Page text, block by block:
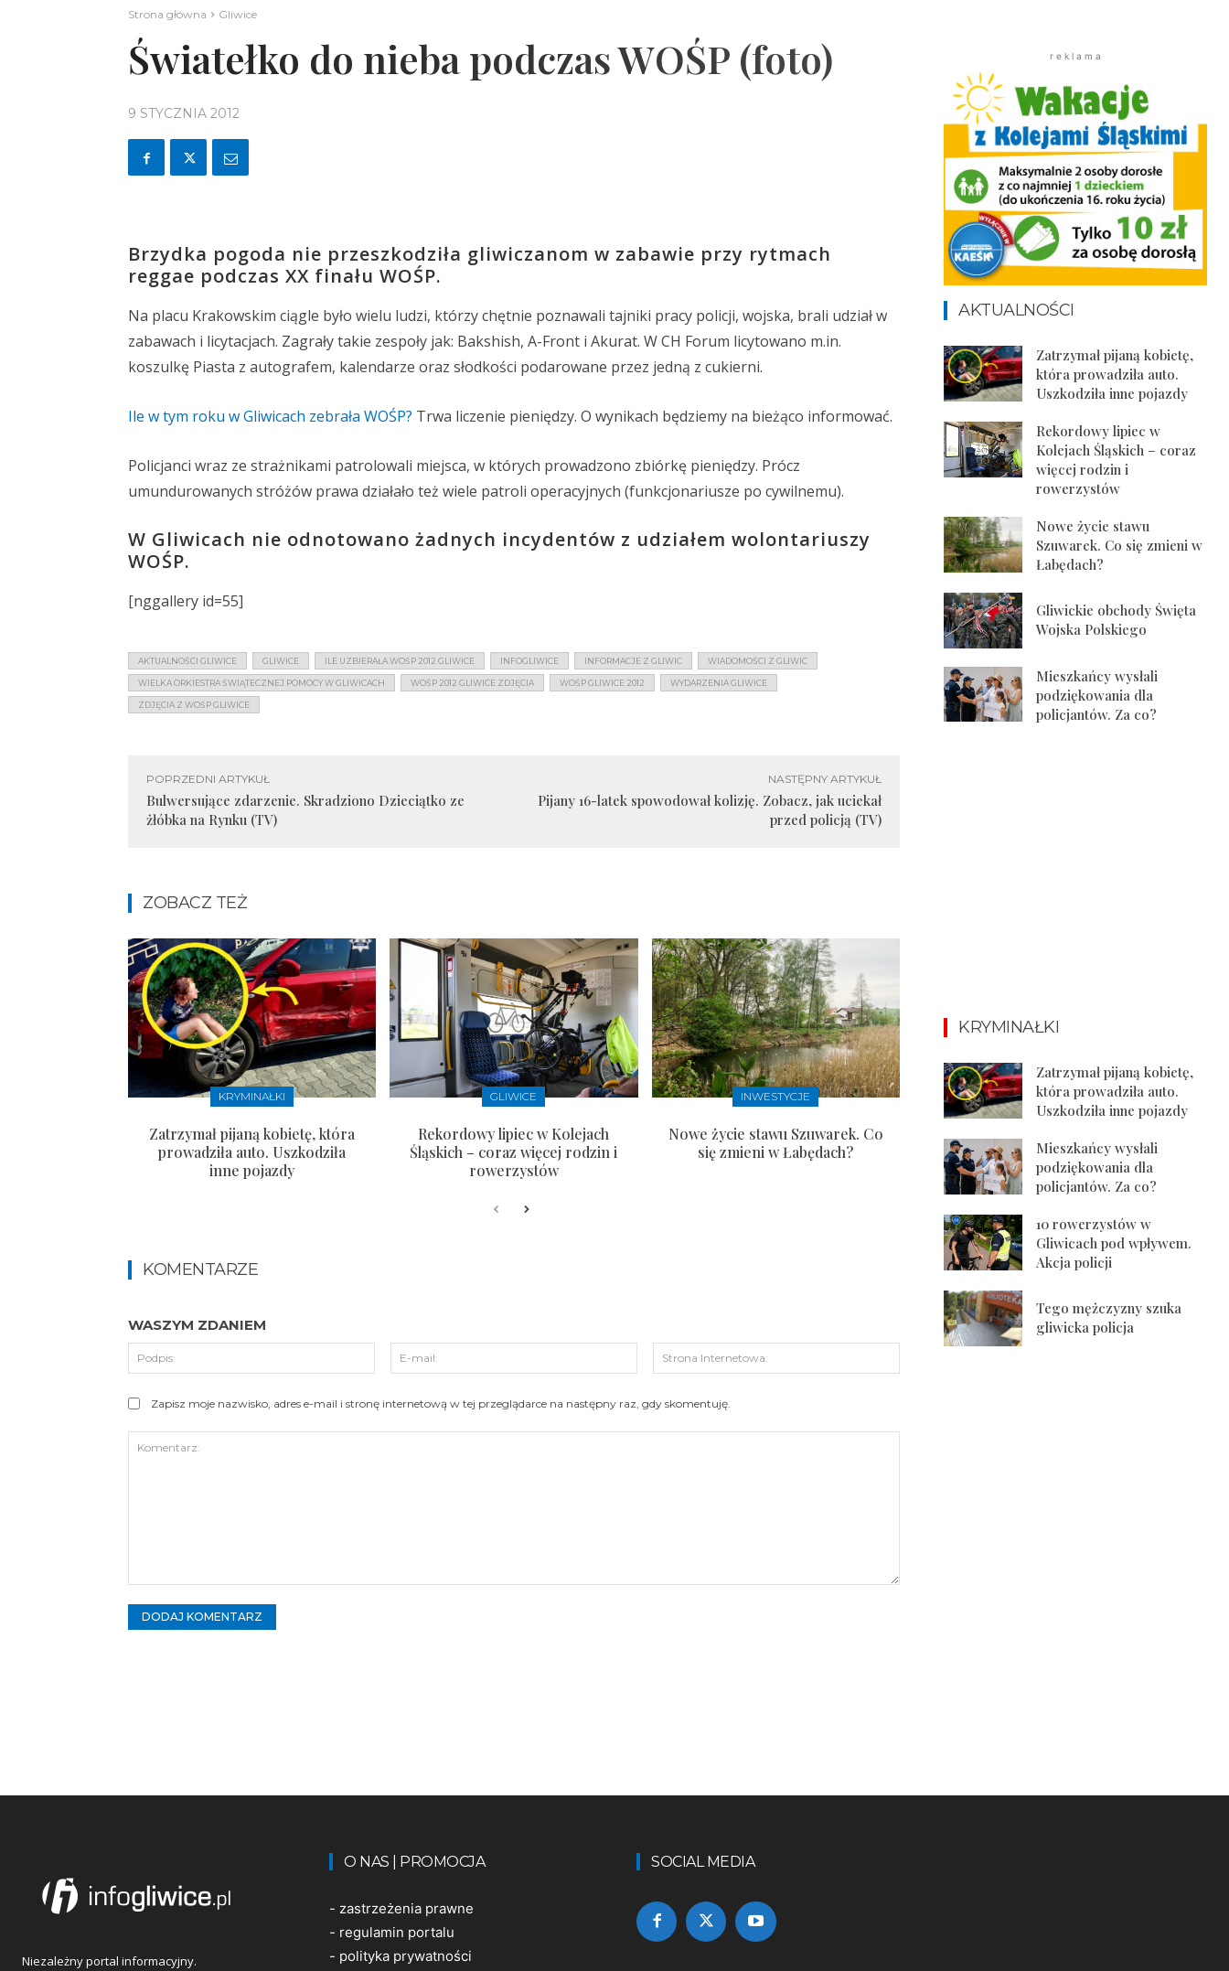
Strona główna Gliwice
Światełko do nieba podczas WOŚP (foto)
9 STYCZNIA 2012
Brzydka pogoda nie przeszkodziła gliwiczanom w zabawie przy rytmach
reggae podczas XX finału WOŚP.
Na placu Krakowskim ciągle było wielu ludzi, którzy chętnie poznawali tajniki pracy policji, wojska, brali udział w
zabawach i licytacjach. Zagrały takie zespoły jak: Bakshish, A-Front i Akurat. W CH Forum licytowano m.in.
koszulkę Piasta z autografem, kalendarze oraz słodkości podarowane przez jedną z cukierni.
Ile w tym roku w Gliwicach zebrała WOŚP? Trwa liczenie pieniędzy. O wynikach będziemy na bieżąco informować.
Policjanci wraz ze strażnikami patrolowali miejsca, w których prowadzono zbiórkę pieniędzy. Prócz
umundurowanych stróżów prawa działało też wiele patroli operacyjnych (funkcjonariusze po cywilnemu).
W Gliwicach nie odnotowano żadnych incydentów z udziałem wolontariuszy
WOŚP.
[nggallery id=55]
AKTUALNOŚCI GLIWICE GLIWICE ILE UZBIERAŁA WOŚP 2012 GLIWICE INFOGLIWICE INFORMACJE Z GLIWIC WIADOMOŚCI Z GLIWIC
WIELKA ORKIESTRA ŚWIĄTECZNEJ POMOCY W GLIWICACH WOŚP 2012 GLIWICE ZDJĘCIA WOŚP GLIWICE 2012 WYDARZENIA GLIWICE
ZDJĘCIA Z WOŚP GLIWICE
POPRZEDNI ARTYKUŁ
Bulwersujące zdarzenie. Skradziono Dzieciątko ze
żłóbka na Rynku (TV)
NASTĘPNY ARTYKUŁ
Pijany 16-latek spowodował kolizję. Zobacz, jak uciekał
przed policją (TV)
ZOBACZ TEŻ
KRYMINAŁKI
Zatrzymał pijaną kobietę, która
prowadziła auto. Uszkodziła
inne pojazdy
GLIWICE
Rekordowy lipiec w Kolejach
Śląskich – coraz więcej rodzin i
rowerzystów
INWESTYCJE
Nowe życie stawu Szuwarek. Co
się zmieni w Łabędach?
KOMENTARZE
WASZYM ZDANIEM
Podpis:
mail:
Internetowa:
Zapisz moje nazwisko, adres e-mail i stronę internetową w tej przeglądarce na następny raz, gdy skomentuję.
r e k l a m a
AKTUALNOŚCI
Zatrzymał pijaną kobietę,
która prowadziła auto.
Uszkodziła inne pojazdy
Rekordowy lipiec w
Kolejach Śląskich – coraz
więcej rodzin i
rowerzystów
Nowe życie stawu
Szuwarek. Co się zmieni w
Łabędach?
Gliwickie obchody Święta
Wojska Polskiego
Mieszkańcy wysłali
podziękowania dla
policjantów. Za co?
KRYMINAŁKI
Zatrzymał pijaną kobietę,
która prowadziła auto.
Uszkodziła inne pojazdy
Mieszkańcy wysłali
podziękowania dla
policjantów. Za co?
10 rowerzystów w
Gliwicach pod wpływem.
Akcja policji
Tego mężczyzny szuka
gliwicka policja
Niezależny portal informacyjny.
O NAS | PROMOCJA
- zastrzeżenia prawne
- regulamin portalu
- polityka prywatności
SOCIAL MEDIA